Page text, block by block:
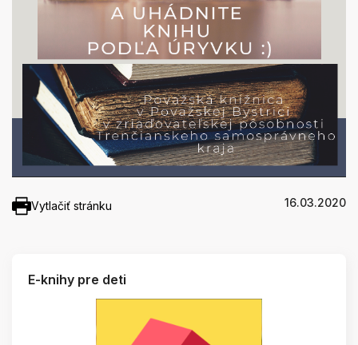
Vytlačiť stránku 16.03.2020
E-knihy pre deti